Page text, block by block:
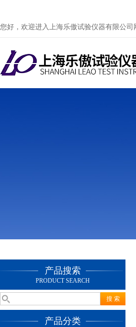
您好，欢迎进入上海乐傲试验仪器有限公司
产品搜索
PRODUCT SEARCH
产品分类